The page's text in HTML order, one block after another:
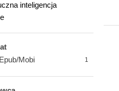
inteligencja
Epub/Mobi
1